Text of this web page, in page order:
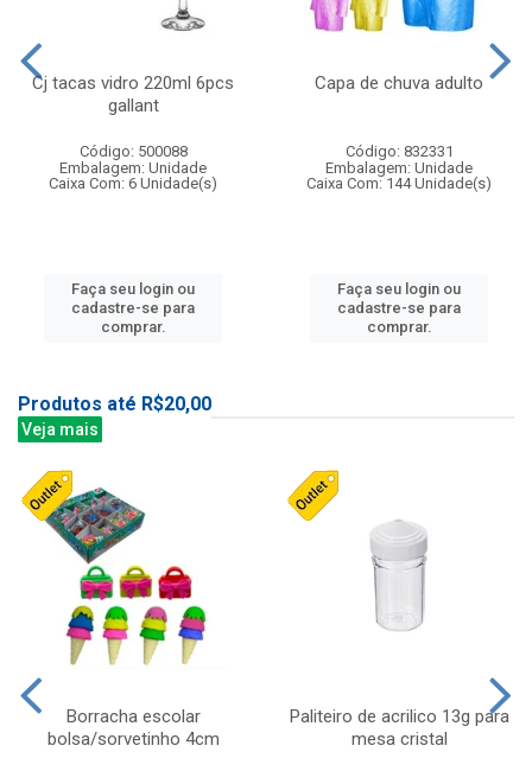
Cj tacas vidro 220ml 6pcs
gallant
Código: 500088
Embalagem: Unidade
Caixa Com: 6 Unidade(s)
Faça seu login ou
cadastre-se para
comprar.
Capa de chuva adulto
Código: 832331
Embalagem: Unidade
Caixa Com: 144 Unidade(s)
Faça seu login ou
cadastre-se para
comprar.
Produtos até R$20,00
Veja mais
Borracha escolar
bolsa/sorvetinho 4cm
Paliteiro de acrilico 13g para
mesa cristal